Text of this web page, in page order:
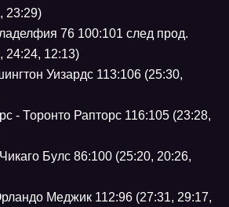
23:29)
76 100:101 след прод.
24:24, 12:13)
Уизардс 113:106 (25:30,
- Торонто Рапторс 116:105 (23:28,
Булс 86:100 (25:20, 20:26,
Меджик 112:96 (27:31, 29:17,